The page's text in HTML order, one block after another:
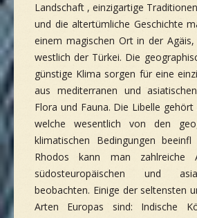
Landschaft , einzigartige
und die altertümliche Geschichte
einem magischen Ort in der
westlich der Türkei. Die
günstige Klima sorgen für eine
aus mediterranen und
Flora und Fauna. Die Libelle
welche wesentlich von den
klimatischen Bedingungen
Rhodos kann man zahlreiche
südosteuropäischen und
beobachten. Einige der seltensten
Arten Europas sind: Indische